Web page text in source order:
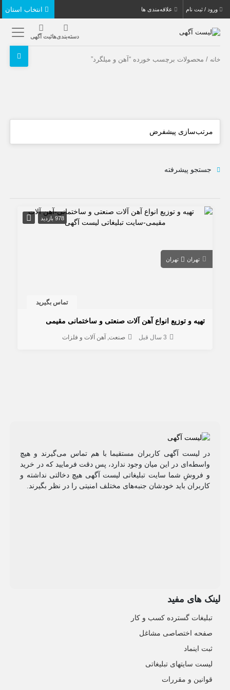
ورود / ثبت نام علاقه‌مندی ها
دسته‌بندی‌هاثبت آگهی
خانه / محصولات برچسب خورده “آهن و میلگرد”
جستجو پیشرفته
978 بازدید
تهران تهران
تماس بگیرید
تهیه و توزیع انواع آهن آلات صنعتی و ساختمانی مقیمی
3 سال قبل صنعت آهن آلات و فلزات
در لیست آگهی کاربران مستقیما با هم تماس می‌گیرند و هیچ
واسطه‌ای در این میان وجود ندارد، پس دقت فرمایید که در خرید
و فروشِ شما سایت تبلیغاتی لیست آگهی هیچ دخالتی نداشته و
کاربران باید خودشان جنبه‌های مختلف امنیتی را در نظر بگیرند.
لینک های مفید
تبلیغات گسترده کسب و کار
صفحه اختصاصی مشاغل
ثبت اینماد
لیست سایتهای تبلیغاتی
قوانین و مقررات